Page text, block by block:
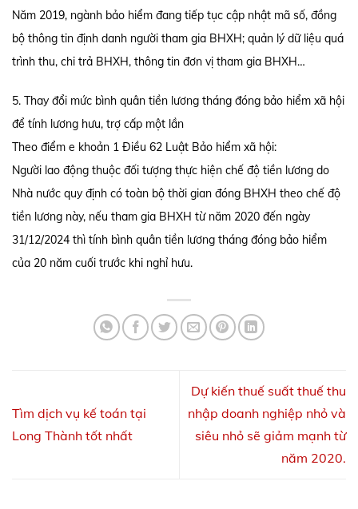
Năm 2019, ngành bảo hiểm đang tiếp tục cập nhật mã số, đồng
bộ thông tin định danh người tham gia BHXH; quản lý dữ liệu quá
trình thu, chi trả BHXH, thông tin đơn vị tham gia BHXH…
5. Thay đổi mức bình quân tiền lương tháng đóng bảo hiểm xã hội
để tính lương hưu, trợ cấp một lần
Theo điểm e khoản 1 Điều 62 Luật Bảo hiểm xã hội:
Người lao động thuộc đối tượng thực hiện chế độ tiền lương do
Nhà nước quy định có toàn bộ thời gian đóng BHXH theo chế độ
tiền lương này, nếu tham gia BHXH từ năm 2020 đến ngày
31/12/2024 thì tính bình quân tiền lương tháng đóng bảo hiểm
của 20 năm cuối trước khi nghỉ hưu.
Tìm dịch vụ kế toán tại
Long Thành tốt nhất
Dự kiến thuế suất thuế thu
nhập doanh nghiệp nhỏ và
siêu nhỏ sẽ giảm mạnh từ
năm 2020.